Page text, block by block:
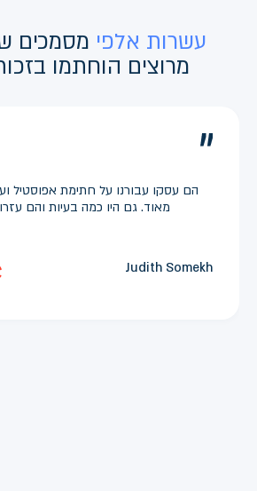
עשרות אלפי מסמכים
מרוצים הוחתמו
הם עסקו עבורנו על חתימת אפוסטיל
מאוד. גם היו כמה בעיות והם
Judith Somekh